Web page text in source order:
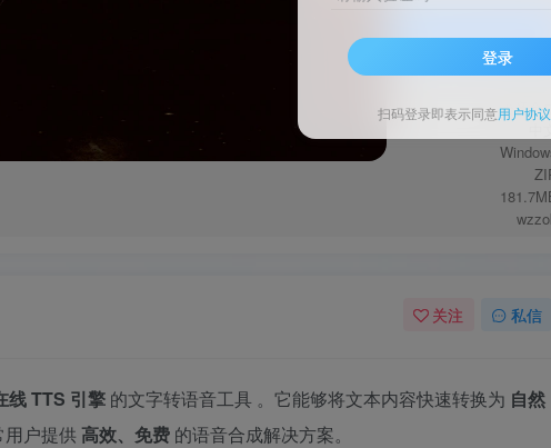
技术支持 安装调试
语音合成
关注 私信
线 TTS 引擎 的文字转语音工具 。它能够将文本内容快速转换为 自然
户提供 高效、免费 的语音合成解决方案。
登录
扫码登录即表示同意用户协议